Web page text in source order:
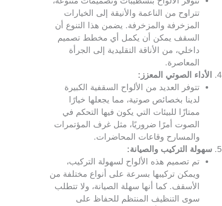
تتراوح من الناعمة والأنيقة إلى الخيارات
المزخرفة والمزخرفة. يضمن هذا التنوع أن
السقف يمكن أن يكمل أي مخطط تصميم
داخلي، من الأناقة التقليدية إلى الجرأة
المعاصرة.
الأداء الصوتي المعزز:
تتوفر العديد من الألواح السقفية الكبيرة
لدينا بخصائص صوتية، مما يجعلها خيارًا
ممتازًا للبيئات التي يكون فيها التحكم في
الصوت أمرًا ضروريًا، مثل غرف المؤتمرات
والمسارح وقاعات المحاضرات.
سهولة التركيب والصيانة:
تم تصميم هذه الألواح لسهولة التركيب،
ويمكن تركيبها بسرعة على أنواع مختلفة من
الأسقف. كما أنها سهلة الصيانة، ولا تتطلب
سوى التنظيف المنتظم للحفاظ على